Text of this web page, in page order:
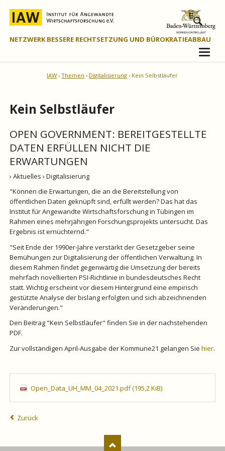
NETZWERK BESSERE RECHTSETZUNG UND BÜROKRATIEABBAU
IAW Themen Digitalisierung Kein Selbstläufer
Kein Selbstläufer
OPEN GOVERNMENT: BEREITGESTELLTE
DATEN ERFÜLLEN NICHT DIE
ERWARTUNGEN
› Aktuelles › Digitalisierung
"Können die Erwartungen, die an die Bereitstellung von
öffentlichen Daten geknüpft sind, erfüllt werden? Das hat das
Institut für Angewandte Wirtschaftsforschung in Tübingen im
Rahmen eines mehrjährigen Forschungsprojekts untersucht. Das
Ergebnis ist ernüchternd."
"Seit Ende der 1990er-Jahre verstärkt der Gesetzgeber seine
Bemühungen zur Digitalisierung der öffentlichen Verwaltung. In
diesem Rahmen findet gegenwärtig die Umsetzung der bereits
mehrfach novellierten PSI-Richtlinie in bundesdeutsches Recht
statt. Wichtig erscheint vor diesem Hintergrund eine empirisch
gestützte Analyse der bislang erfolgten und sich abzeichnenden
Veränderungen."
Den Beitrag "Kein Selbstläufer" finden Sie in der nachstehenden
PDF.
Zur vollständigen April-Ausgabe der Kommune21 gelangen Sie hier.
Open_Data_UH_MM_04_2021.pdf(195,2 KiB)
Zurück